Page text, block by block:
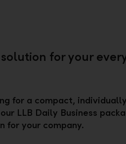
solution for your
for a compact,
LLB Daily Business
for your company.